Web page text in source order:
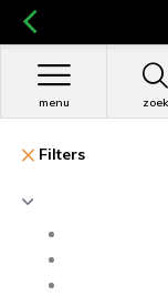
zoek
menu
Filters